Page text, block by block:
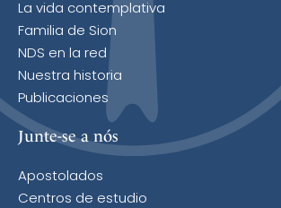
La vida contemplativa
Familia de Sion
NDS en la red
Nuestra historia
Publicaciones
Junte-se a nós
Apostolados
Centros de estudio